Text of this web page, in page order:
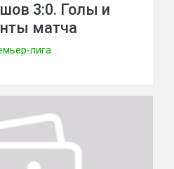
3:0. Голы и
матча
лига